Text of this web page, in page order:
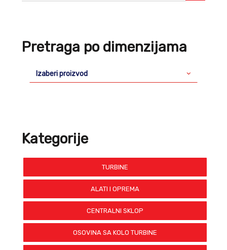
Pretraga po dimenzijama
Izaberi proizvod
Kategorije
TURBINE
ALATI I OPREMA
CENTRALNI SKLOP
OSOVINA SA KOLO TURBINE